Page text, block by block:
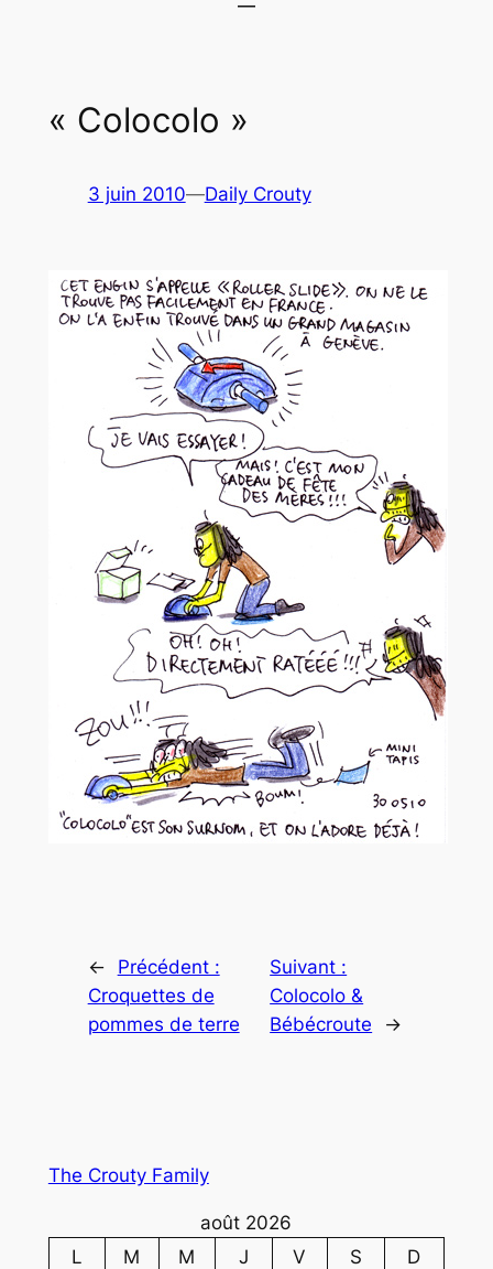
« Colocolo »
3 juin 2010—Daily Crouty
←
Précédent :
Croquettes de
pommes de terre
Suivant :
Colocolo &
Bébécroute
→
The Crouty Family
août 2026
L
M M J V S
D